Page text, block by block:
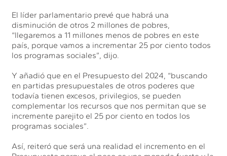
El líder parlamentario prevé que habrá una
disminución de otros 2 millones de pobres,
“llegaremos a 11 millones menos de pobres en este
país, porque vamos a incrementar 25 por ciento todos
los programas sociales”, dijo.
Y añadió que en el Presupuesto del 2024, “buscando
en partidas presupuestales de otros poderes que
todavía tienen excesos, privilegios, se pueden
complementar los recursos que nos permitan que se
incremente parejito el 25 por ciento en todos los
programas sociales”.
Así, reiteró que será una realidad el incremento en el